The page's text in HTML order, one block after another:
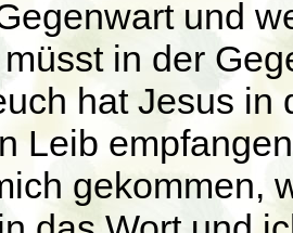
und
in der
hat Jesus in
Leib
gekommen,